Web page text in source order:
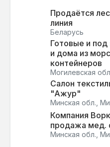
Продаётся
линия
Беларусь
Готовые и под
и дома из
контейнеров
Могилевская
Салон
"Ажур"
Минская обл.,
Компания
продажа мед.
Минская обл.,